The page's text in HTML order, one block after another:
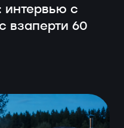
интервью с
взаперти 60